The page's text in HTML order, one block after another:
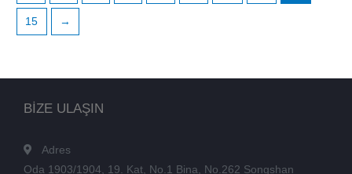
15 →
BİZE ULAŞIN
Adres
Oda 1903/1904, 19. Kat, No.1 Bina, No.262 Songshan